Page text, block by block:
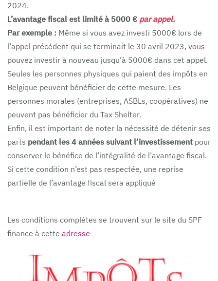
2024.
L’avantage fiscal est limité à 5000 € par appel.
Par exemple : Même si vous avez investi 5000€ lors de
l’appel précédent qui se terminait le 30 avril 2023, vous
pouvez investir à nouveau jusqu’à 5000€ dans cet appel.
Seules les personnes physiques qui paient des impôts en
Belgique peuvent bénéficier de cette mesure. Les
personnes morales (entreprises, ASBLs, coopératives) ne
peuvent pas bénéficier du Tax Shelter.
Enfin, il est important de noter la nécessité de détenir ses
parts pendant les 4 années suivant l’investissement pour
conserver le bénéfice de l’intégralité de l’avantage fiscal.
Si cette condition n’est pas respectée, une reprise
partielle de l’avantage fiscal sera appliqué
Les conditions complètes se trouvent sur le site du SPF
finance à cette adresse